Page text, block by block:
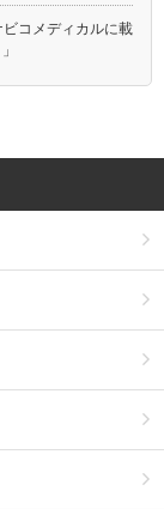
ビコメディカルに載